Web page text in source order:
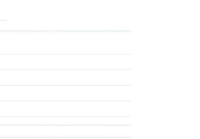
- Salix Аlba
- Tanacetrum Vulgare